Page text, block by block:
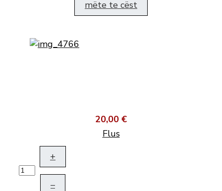
mëte te cëst
20,00 €
Flus
+
–